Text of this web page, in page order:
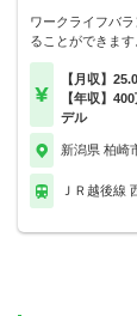
ワークライフバ
ることができます
【月収】
【年収】
デル
新潟県 柏崎
ＪＲ越後線